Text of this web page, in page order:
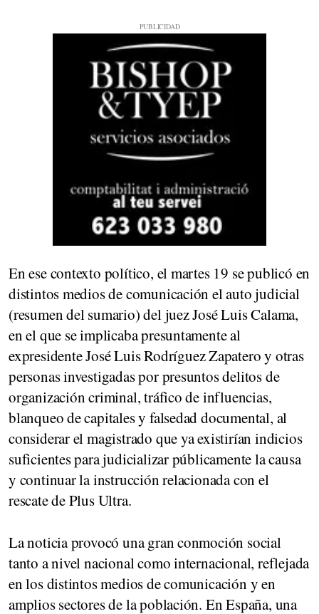
En ese contexto político, el martes 19 se publicó en
distintos medios de comunicación elautojudicial
(resumen del sumario) del juez José Luis Calama,
en el que se implicaba presuntamente al
expresidenteJosé Luis Rodríguez Zapateroy otras
personas investigadas por presuntos delitos de
organización criminal, tráfico de influencias,
blanqueo de capitales y falsedad documental, al
considerar el magistrado que ya existirían indicios
suficientes para judicializar públicamente la causa
y continuar la instrucción relacionada con el
rescate dePlus Ultra.
La noticia provocó una gran conmoción social
tanto a nivel nacional como internacional, reflejada
en los distintos medios de comunicación y en
amplios sectores de la población. En España, una